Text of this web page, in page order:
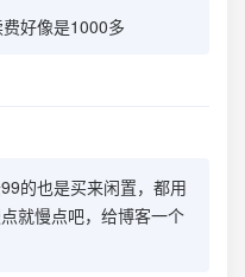
好像是1000多
的也是买来闲置，都用
就慢点吧，给博客一个